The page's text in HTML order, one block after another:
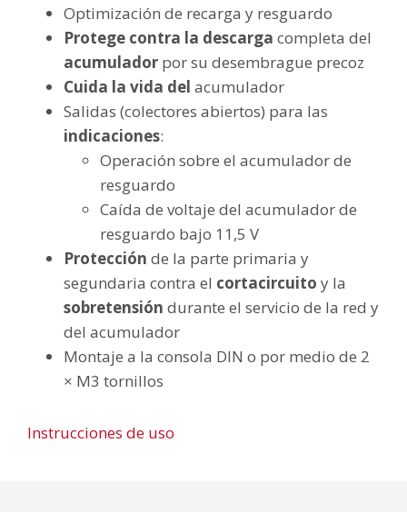
Optimización de recarga y resguardo
Protege contra la descarga completa del
acumulador por su desembrague precoz
Cuida la vida del acumulador
Salidas (colectores abiertos) para las
indicaciones:
Operación sobre el acumulador de
resguardo
Caída de voltaje del acumulador de
resguardo bajo 11,5 V
Protección de la parte primaria y
segundaria contra el cortacircuito y la
sobretensión durante el servicio de la red y
del acumulador
Montaje a la consola DIN o por medio de 2
× M3 tornillos
Instrucciones de uso